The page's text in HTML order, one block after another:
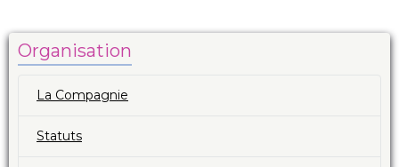
Organisation
La Compagnie
Statuts